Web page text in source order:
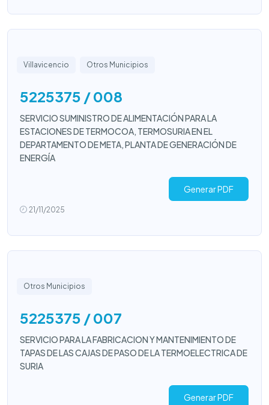
Villavicencio Otros Municipios
5225375 / 008
SERVICIO SUMINISTRO DE ALIMENTACIÓN PARA LA
ESTACIONES DE TERMOCOA, TERMOSURIA EN EL
DEPARTAMENTO DE META, PLANTA DE GENERACIÓN DE
ENERGÍA
Generar PDF
21/11/2025
Otros Municipios
5225375 / 007
SERVICIO PARA LA FABRICACION Y MANTENIMIENTO DE
TAPAS DE LAS CAJAS DE PASO DE LA TERMOELECTRICA DE
SURIA
Generar PDF